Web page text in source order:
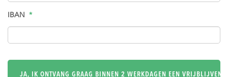
IBAN *